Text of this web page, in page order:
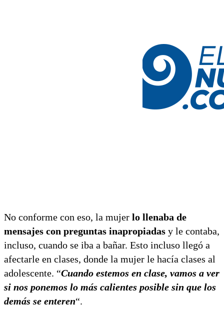
No conforme con eso, la mujer lo llenaba de
mensajes con preguntas inapropiadas y le contaba,
incluso, cuando se iba a bañar. Esto incluso llegó a
afectarle en clases, donde la mujer le hacía clases al
adolescente. “Cuando estemos en clase, vamos a ver
si nos ponemos lo más calientes posible sin que los
demás se enteren“.